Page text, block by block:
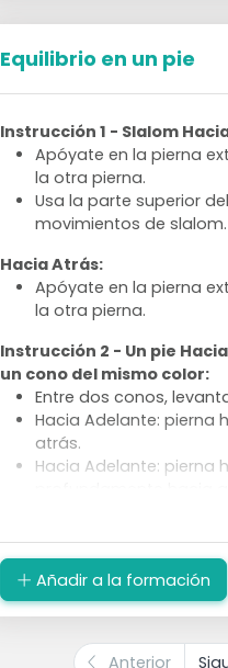
Equilibrio en un pie
Instrucción 1 - Slalom
Apóyate en la pierna
la otra pierna.
Usa la parte superior
movimientos de slalom.
Hacia Atrás:
Apóyate en la pierna
la otra pierna.
Instrucción 2 - Un pie
un cono del mismo color:
Entre dos conos,
Hacia Adelante: pierna
atrás.
Hacia Adelante: pierna
Ejecución:
Divide en 4 grupos de
patinadores.
2 grupos realizan
Añadir a la formación
Anterior